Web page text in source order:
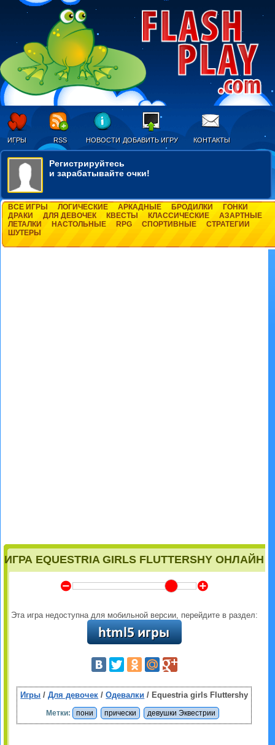
ИГРЫ RSS НОВОСТИ ДОБАВИТЬ ИГРУ КОНТАКТЫ
Регистрируйтесь
и зарабатывайте очки!
ВСЕ ИГРЫ ЛОГИЧЕСКИЕ АРКАДНЫЕ БРОДИЛКИ
ГОНКИ
ДРАКИ
ДЛЯ ДЕВОЧЕК КВЕСТЫ КЛАССИЧЕСКИЕ
АЗАРТНЫЕ
ЛЕТАЛКИ
НАСТОЛЬНЫЕ RPG СПОРТИВНЫЕ
СТРАТЕГИИ
ШУТЕРЫ
ИГРА EQUESTRIA GIRLS FLUTTERSHY ОНЛАЙН
Y Z
Эта игра недоступна для мобильной версии, перейдите в раздел:
Игры /Для девочек /Одевалки / Equestria girls Fluttershy
Метки: пони прически девушки Эквестрии